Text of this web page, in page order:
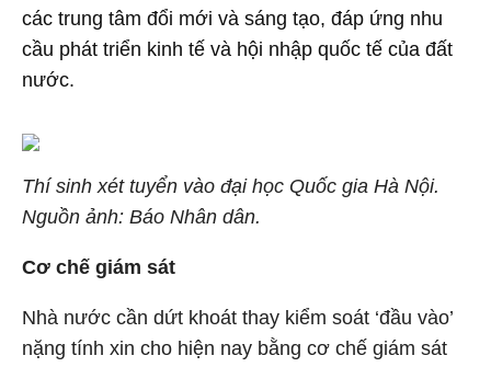
các trung tâm đổi mới và sáng tạo, đáp ứng nhu
cầu phát triển kinh tế và hội nhập quốc tế của đất
nước.
Thí sinh xét tuyển vào đại học Quốc gia Hà Nội.
Nguồn ảnh: Báo Nhân dân.
Cơ chế giám sát
Nhà nước cần dứt khoát thay kiểm soát ‘đầu vào’
nặng tính xin cho hiện nay bằng cơ chế giám sát